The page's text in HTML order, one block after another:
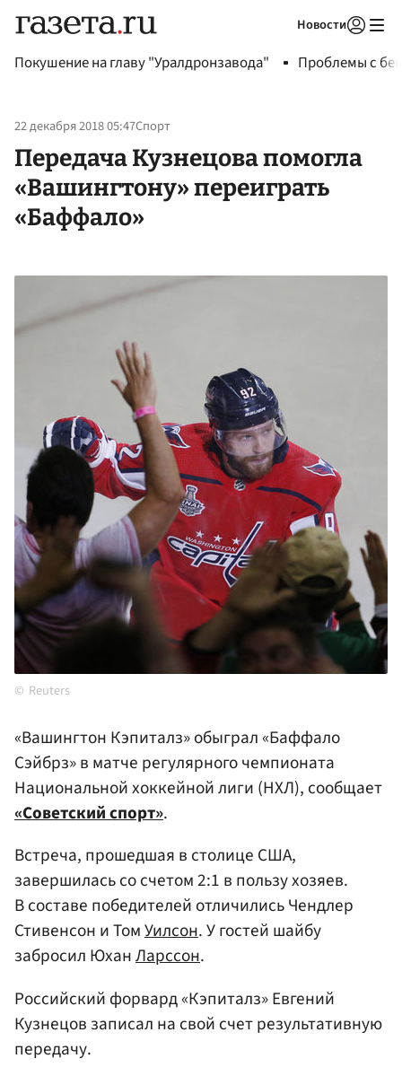
Новости
Покушение на главу "Уралдронзавода" Проблемы с
22 декабря 2018 05:47Спорт
Передача Кузнецова помогла
«Вашингтону» переиграть
«Баффало»
Reuters
«Вашингтон Кэпиталз» обыграл «Баффало
Сэйбрз» в матче регулярного чемпионата
Национальной хоккейной лиги (НХЛ), сообщает
«Советский спорт».
Встреча, прошедшая в столице США,
завершилась со счетом 2:1 в пользу хозяев.
В составе победителей отличились Чендлер
Стивенсон и ТомУилсон. У гостей шайбу
забросил ЮханЛарссон.
Российский форвард «Кэпиталз» Евгений
Кузнецов записал на свой счет результативную
передачу.